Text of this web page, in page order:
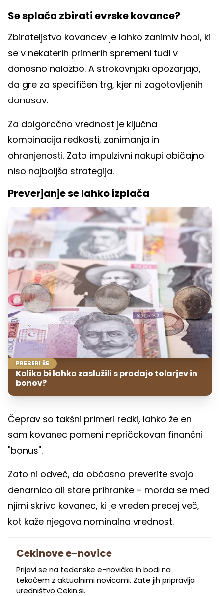
Se splača zbirati evrske kovance?
Zbirateljstvo kovancev je lahko zanimiv hobi, ki
se v nekaterih primerih spremeni tudi v
donosno naložbo. A strokovnjaki opozarjajo,
da gre za specifičen trg, kjer ni zagotovljenih
donosov.
Za dolgoročno vrednost je ključna
kombinacija redkosti, zanimanja in
ohranjenosti. Zato impulzivni nakupi običajno
niso najboljša strategija.
Preverjanje se lahko izplača
PREBERI ŠE
Koliko bi lahko zaslužili s prodajo tolarjev in
bonov?
Čeprav so takšni primeri redki, lahko že en
sam kovanec pomeni nepričakovan finančni
"bonus".
Zato ni odveč, da občasno preverite svojo
denarnico ali stare prihranke – morda se med
njimi skriva kovanec, ki je vreden precej več,
kot kaže njegova nominalna vrednost.
Cekinove e-novice
Prijavi se na tedenske e-novičke in bodi na
tekočem z aktualnimi novicami. Zate jih pripravlja
uredništvo Cekin.si.